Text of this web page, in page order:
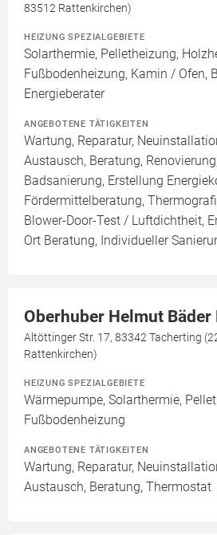
83512 Rattenkirchen)
HEIZUNG SPEZIALGEBIETE
Solarthermie, Pelletheizung,
Fußbodenheizung, Kamin / Ofen,
Energieberater
ANGEBOTENE TÄTIGKEITEN
Wartung, Reparatur,
Austausch, Beratung,
Badsanierung, Erstellung
Fördermittelberatung,
Blower-Door-Test / Luftdichtheit,
Ort Beratung, Individueller
Oberhuber Helmut
Altöttinger Str. 17, 83342 Tacherting
Rattenkirchen)
HEIZUNG SPEZIALGEBIETE
Wärmepumpe, Solarthermie,
Fußbodenheizung
ANGEBOTENE TÄTIGKEITEN
Wartung, Reparatur,
Austausch, Beratung, Thermostat